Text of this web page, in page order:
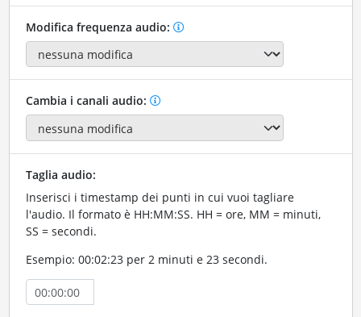
Modifica frequenza audio:
Cambia i canali audio:
Taglia audio:
Inserisci i timestamp dei punti in cui vuoi tagliare
l'audio. Il formato è HH:MM:SS. HH = ore, MM = minuti,
SS = secondi.
Esempio: 00:02:23 per 2 minuti e 23 secondi.